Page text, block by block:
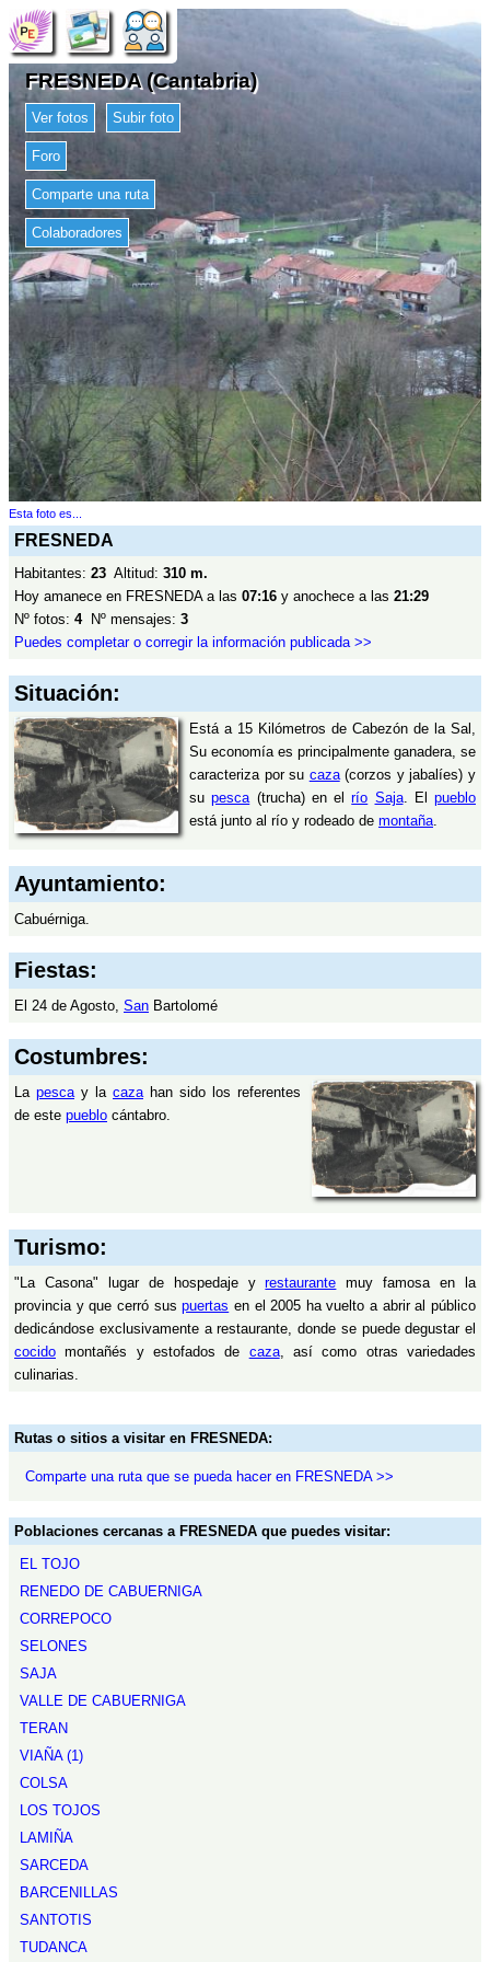
FRESNEDA (Cantabria)
Ver fotos Subir foto
Foro
Comparte una ruta
Colaboradores
Esta foto es...
FRESNEDA
Habitantes: 23 Altitud: 310 m.
Hoy amanece en FRESNEDA a las 07:16 y anochece a las 21:29
Nº fotos: 4Nº mensajes: 3
Puedes completar o corregir la información publicada >>
Situación:
Está a 15 Kilómetros de Cabezón de la Sal,
Su economía es principalmente ganadera, se
caracteriza por su caza(corzos y jabalíes) y
supesca(trucha) en elrío Saja. El pueblo
está junto al río y rodeado de montaña.
Ayuntamiento:
Cabuérniga.
Fiestas:
El 24 de Agosto, San Bartolomé
Costumbres:
La pesca y la caza han sido los referentes
de este pueblo cántabro.
Turismo:
"La Casona" lugar de hospedaje yrestaurante muy famosa en la
provincia y que cerró suspuertas en el 2005 ha vuelto a abrir al público
dedicándose exclusivamente a restaurante, donde se puede degustar el
cocido montañés y estofados de caza, así como otras variedades
culinarias.
Rutas o sitios a visitar en FRESNEDA:
Comparte una ruta que se pueda hacer en FRESNEDA >>
Poblaciones cercanas a FRESNEDA que puedes visitar:
EL TOJO
RENEDO DE CABUERNIGA
CORREPOCO
SELONES
SAJA
VALLE DE CABUERNIGA
TERAN
VIAÑA (1)
COLSA
LOS TOJOS
LAMIÑA
SARCEDA
BARCENILLAS
SANTOTIS
TUDANCA